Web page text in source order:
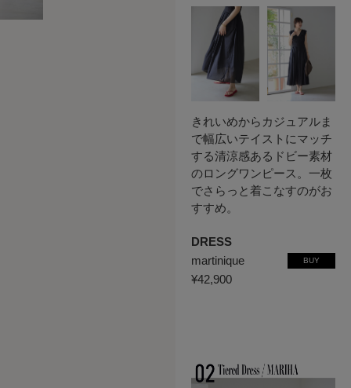
きれいめからカジュアルま
で幅広いテイストにマッチ
する清涼感あるドビー素材
のロングワンピース。一枚
でさらっと着こなすのがお
すすめ。
DRESS
martinique
¥42,900
BUY